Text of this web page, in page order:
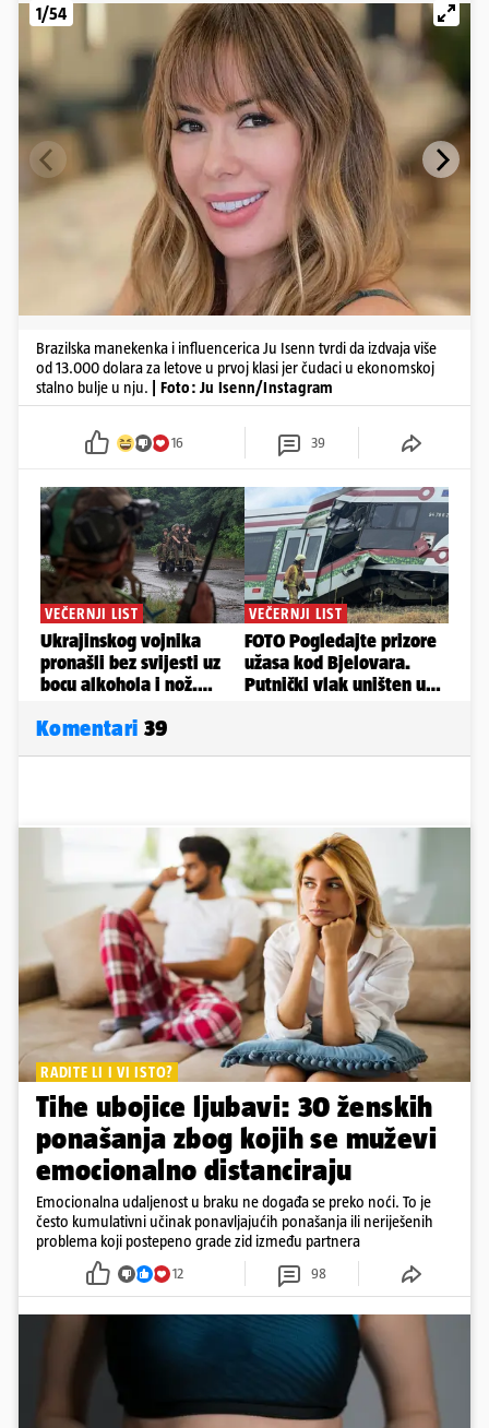
1/54
Brazilska manekenka i influencerica Ju Isenn tvrdi da izdvaja više
od 13.000 dolara za letove u prvoj klasi jer čudaci u ekonomskoj
stalno bulje u nju.
| Foto: Ju Isenn/Instagram
16 39
Komentari 39
RADITE LI I VI ISTO?
Tihe ubojice ljubavi: 30 ženskih
ponašanja zbog kojih se muževi
emocionalno distanciraju
Emocionalna udaljenost u braku ne događa se preko noći. To je
često kumulativni učinak ponavljajućih ponašanja ili neriješenih
problema koji postepeno grade zid između partnera
12 98